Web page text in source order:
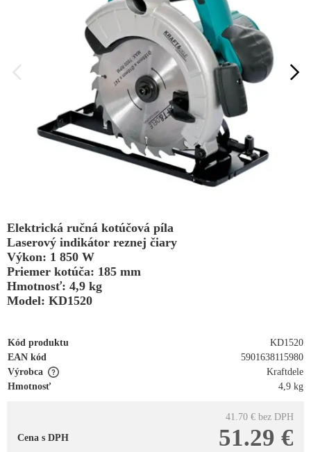
Elektrická ručná kotúčová píla
Laserový indikátor reznej čiary
Výkon: 1 850 W
Priemer kotúča: 185 mm
Hmotnosť: 4,9 kg
Model: KD1520
Kód produktu
KD1520
EAN kód
5901638115980
Výrobca
Kraftdele
Hmotnosť
4,9 kg
41.70 € bez DPH
51.29 €
Cena s DPH